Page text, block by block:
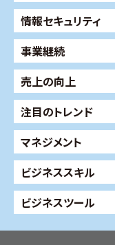
情報セキュリティ
事業継続
売上の向上
注目のトレンド
マネジメント
ビジネススキル
ビジネスツール